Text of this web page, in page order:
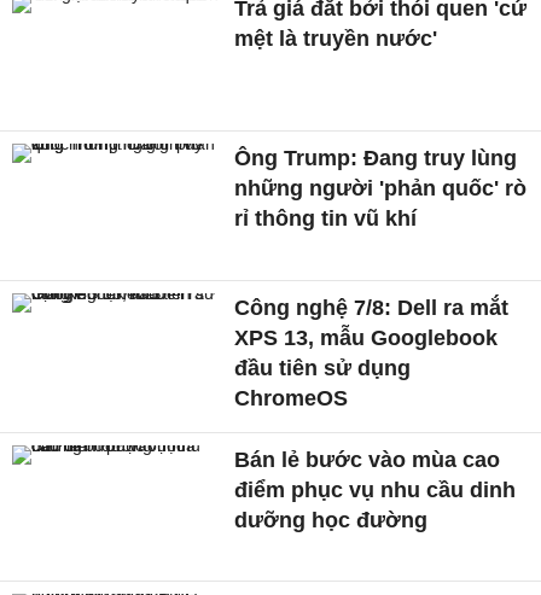
Trả giá đắt bởi thói quen 'cứ
mệt là truyền nước'
Ông Trump: Đang truy lùng
những người 'phản quốc' rò
rỉ thông tin vũ khí
Công nghệ 7/8: Dell ra mắt
XPS 13, mẫu Googlebook
đầu tiên sử dụng
ChromeOS
Bán lẻ bước vào mùa cao
điểm phục vụ nhu cầu dinh
dưỡng học đường